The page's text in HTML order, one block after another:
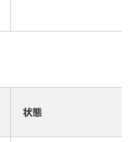
状態